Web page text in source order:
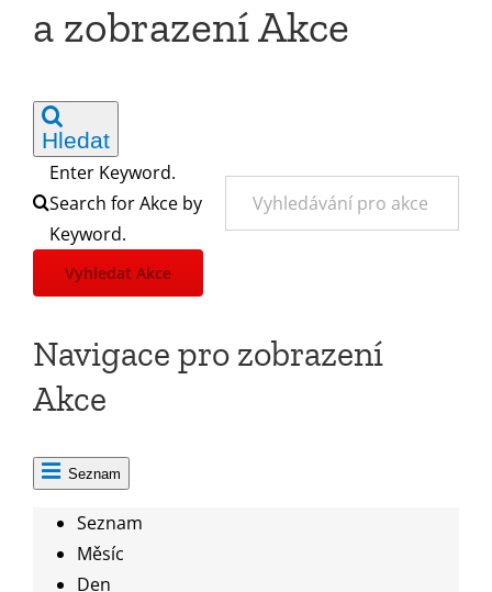
a zobrazení Akce
Hledat
Enter Keyword.
Search for Akce by
Keyword.
Vyhledat Akce
Navigace pro zobrazení
Akce
Seznam
Seznam
Měsíc
Den